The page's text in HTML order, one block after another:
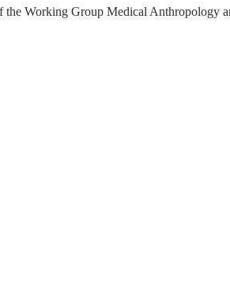
Working Group Medical Anthropology